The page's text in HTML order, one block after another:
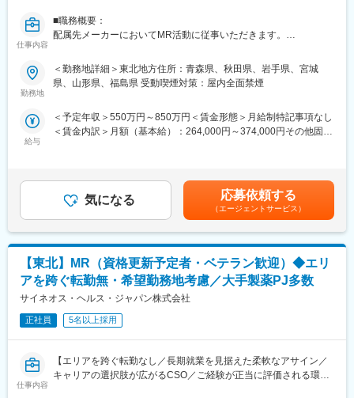
入社後は導入研修を受講。アサイン先企業の研修などフォロー体
制は万全で、医療機器営業に必要な製品知識や業界の知識は入社
■ＭＩフォースの魅力：
ーがきめ細やかにフォローしますので、いつでも自信を持って営
業活動が行えます。
ができ、PMとして顧客や医師とレベルの高い関係を築くことも、
本社で事業企画や採用、社員の育成などに関わることも可能で
す。複数のプロジェクトを経験し、新たなキャリアに挑戦してい
くことを期待しています。
■勤務地：
（1）北海道：北海道
（2）東北：青森・秋田・岩手・山形・宮城・福島
（3）関東：東京・神奈川・千葉・埼玉・茨城・栃木・群馬
（5）東海：愛知・岐阜・三重・静岡
（8）中国：岡山・広島・山口・島根・鳥取
（9）四国：香川・徳島・高知・愛媛
仕事内容
■職務概要：
配属先メーカーにおいてMR活動に従事いただきます。
■新薬プロジェクト95％超／常時60以上のプロジェクトが稼働
プロジェクトの数やバリエーションはキャリア形成に直結するた
業規模、製品領域などのバランスを考慮しながら、常時60以上の
プロジェクトが稼働しています。
■年齢も経験も多様な人財が活躍
シミック・イニジオはほぼ全員が中途採用です。それぞれ異なる
バックグラウンドを持ち、その経験を活かして活動しています。
社員の年齢分布も幅広く、20代～60代まで在籍しています。社員
の経験の多様性は、変革期にある製薬業界にあって、私たちの事
業を支える重要な要素です。
■人財育成への積極投資
シミック・イニジオにとってサービス品質の源泉となるのは人財
資を行っています。自己成長意欲を尊重し、業務直結の研修だけ
でなく、変化する時代に対応するビジネススキル習得も含め階層
勤務地
＜勤務地詳細＞東北地方住所：青森県、秋田県、岩手県、宮城
県、山形県、福島県 受動喫煙対策：屋内全面禁煙
給与
＜予定年収＞550万円～850万円＜賃金形態＞月給制特記事項なし
＜賃金内訳＞月額（基本給）：264,000円～374,000円その他固定
を全額支給 ■賞与年2回（昨年度実績4.2ヶ月）、報酬改定年1回■
全国勤務が可能な方は、初回給与時に30万円の一時金を支給賃金
はあくまでも目安の金額であり、選考を通じて上下する可能性が
あります。月給(月額)は固定手当を含めた表記です。
気になる 応募依頼する
（エージェントサービス）
【東北】MR（資格更新予定者・ベテラン歓迎）◆エリ
アを跨ぐ転勤無・希望勤務地考慮／大手製薬PJ多数
サイネオス・ヘルス・ジャパン株式会社
正社員 5名以上採用
仕事内容
【エリアを跨ぐ転勤なし／長期就業を見据えた柔軟なアサイン／
キャリアの選択肢が広がるCSO／ご経験が正当に評価される環